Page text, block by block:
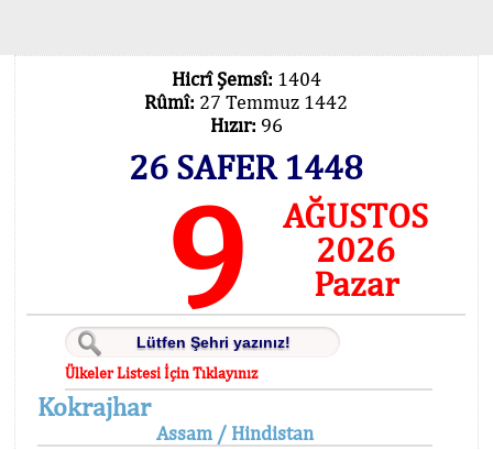
Hicrî Şemsî: 1404
Rûmî: 27 Temmuz 1442
Hızır: 96
26 SAFER 1448
9
AĞUSTOS
2026
Pazar
Ülkeler Listesi İçin Tıklayınız
Kokrajhar
Assam / Hindistan